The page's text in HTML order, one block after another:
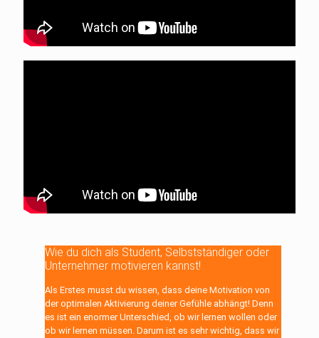
Wie du dich als Student, Selbstständiger oder
Unternehmer motivieren kannst!
Als Erstes musst du wissen, dass deine Motivation von
der optimalen Aktivierung deiner Gefühle abhängt! Denn
es ist ein enormer Unterschied, ob wir lernen wollen oder
ob wir lernen müssen. Darum ist es sehr wichtig, dass wir